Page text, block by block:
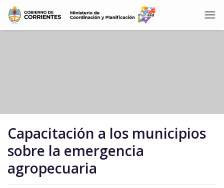
Capacitación a los municipios
sobre la emergencia
agropecuaria